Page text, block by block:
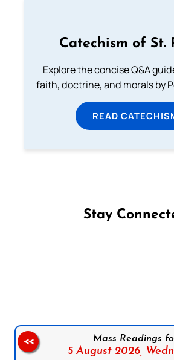
Catechism of St.
Explore the concise Q&A
faith, doctrine, and morals by
READ
Stay
Mass Readings
5 August 2026,
<<